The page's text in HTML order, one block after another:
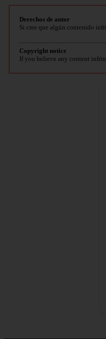
Derechos de autor
Si cree que algún contenido
Copyright notice
If you believe any content